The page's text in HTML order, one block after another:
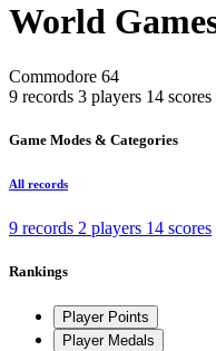
World
Commodore 64
9 records 3 players 14 scores
Game Modes & Categories
All records
9 records 2 players 14 scores
Rankings
Player Points
Player Medals